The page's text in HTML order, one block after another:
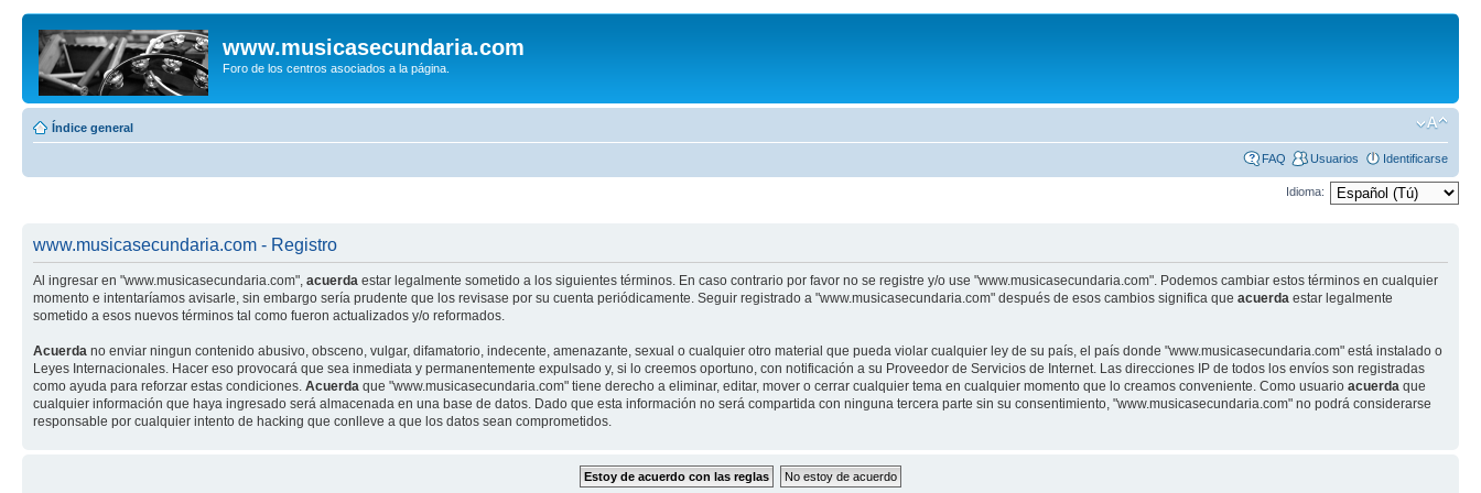
www.musicasecundaria.com
Foro de los centros asociados a la página.
Índice general
FAQ Usuarios Identificarse
Idioma:
www.musicasecundaria.com - Registro
Al ingresar en "www.musicasecundaria.com", acuerda estar legalmente sometido a los siguientes términos. En caso contrario por favor no se registre y/o use "www.musicasecundaria.com". Podemos cambiar estos términos en cualquier
momento e intentaríamos avisarle, sin embargo sería prudente que los revisase por su cuenta periódicamente. Seguir registrado a "www.musicasecundaria.com" después de esos cambios significa que acuerda estar legalmente
sometido a esos nuevos términos tal como fueron actualizados y/o reformados.
Acuerda no enviar ningun contenido abusivo, obsceno, vulgar, difamatorio, indecente, amenazante, sexual o cualquier otro material que pueda violar cualquier ley de su país, el país donde "www.musicasecundaria.com" está instalado o
Leyes Internacionales. Hacer eso provocará que sea inmediata y permanentemente expulsado y, si lo creemos oportuno, con notificación a su Proveedor de Servicios de Internet. Las direcciones IP de todos los envíos son registradas
como ayuda para reforzar estas condiciones. Acuerda que "www.musicasecundaria.com" tiene derecho a eliminar, editar, mover o cerrar cualquier tema en cualquier momento que lo creamos conveniente. Como usuario acuerda que
cualquier información que haya ingresado será almacenada en una base de datos. Dado que esta información no será compartida con ninguna tercera parte sin su consentimiento, "www.musicasecundaria.com" no podrá considerarse
responsable por cualquier intento de hacking que conlleve a que los datos sean comprometidos.